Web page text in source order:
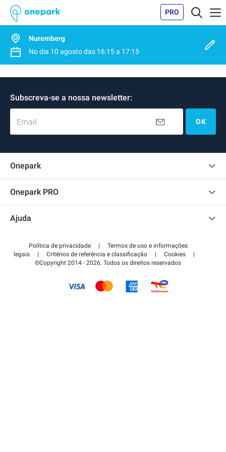
PRO
Nuremberg
No dia 10 agostodas 16:15a 17:15
Subscreva-se a nossa newsletter:
Email OK
Onepark
Onepark PRO
Torne-se um membro
Ajuda
Centro de apoio
Como é que funciona?
Pagar o estacionamento FLOW
Política de privacidade |
Termos de uso e informações
legais
| Critérios de referência e classificação | Cookies
|
©Copyright 2014 - 2026. Todos os direitos reservados